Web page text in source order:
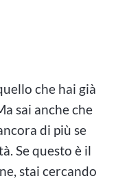
che hai già
sai anche che
di più se
Se questo è il
stai cercando